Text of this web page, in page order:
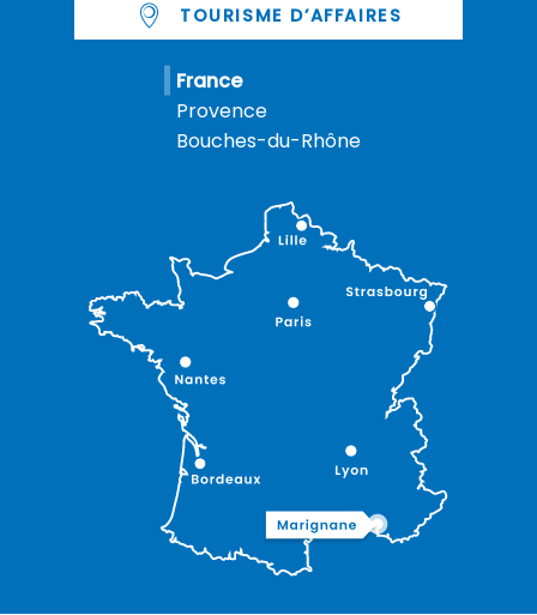
TOURISME D’AFFAIRES
France
Provence
Bouches-du-Rhône